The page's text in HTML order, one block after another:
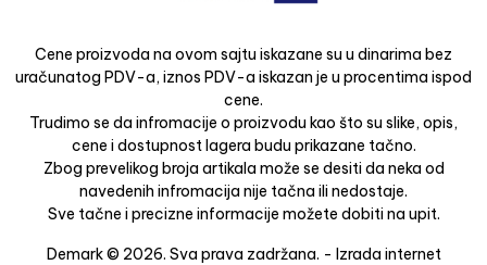
Cene proizvoda na ovom sajtu iskazane su u dinarima bez
uračunatog PDV-a, iznos PDV-a iskazan je u procentima ispod
cene.
Trudimo se da infromacije o proizvodu kao što su slike, opis,
cene i dostupnost lagera budu prikazane tačno.
Zbog prevelikog broja artikala može se desiti da neka od
navedenih infromacija nije tačna ili nedostaje.
Sve tačne i precizne informacije možete dobiti na upit.
Demark © 2026. Sva prava zadržana. - Izrada internet